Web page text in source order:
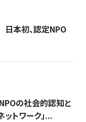
本初、認定NPO
の社会的認知と
トワーク」...